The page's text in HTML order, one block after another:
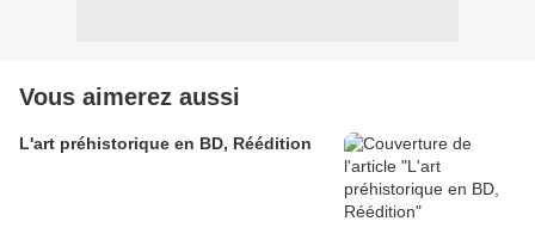
Vous aimerez aussi
L'art préhistorique en BD, Réédition